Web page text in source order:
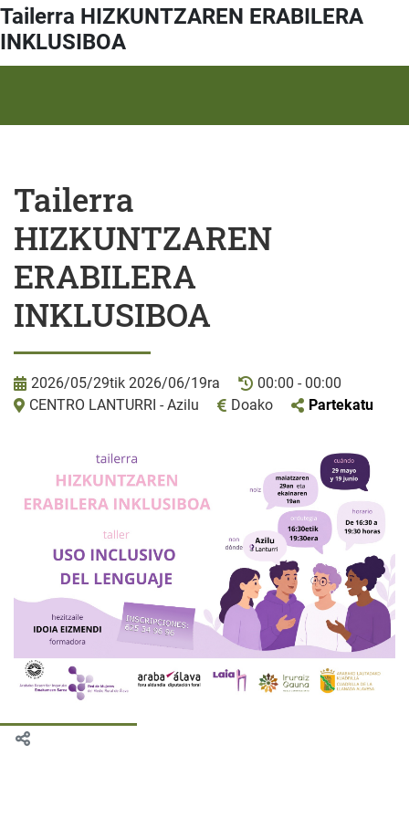
Tailerra HIZKUNTZAREN ERABILERA
INKLUSIBOA
Tailerra
HIZKUNTZAREN
ERABILERA
INKLUSIBOA
2026/05/29tik 2026/06/19ra
00:00 - 00:00
CENTRO LANTURRI - Azilu
Doako Partekatu